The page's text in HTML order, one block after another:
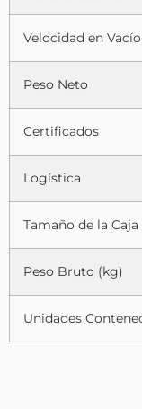
Velocidad en Vacío
Peso Neto
Certificados
Logística
Tamaño de la
Peso Bruto (kg)
Unidades